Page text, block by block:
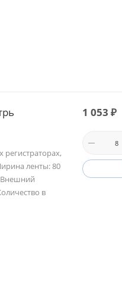
регистраторах,
ленты: 80
Внешний
в
1 053 ₽